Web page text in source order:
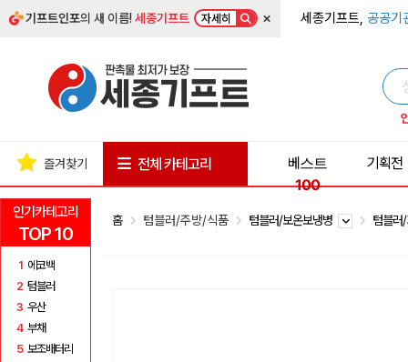
기프트인포의 새 이름!세종기프트 자세히 × 세종기프트, 공공기
인기카테고리
TOP 10
1 에코백
2 텀블러
3 우산
4 부채
5 보조배터리
즐겨찾기 전체 카테고리
베스트
100
기획전
홈 텀블러/주방/식품 텀블러/보온보냉병 텀블러